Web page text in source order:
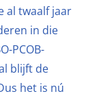
al twaalf jaar
in die
PCOB-
blijft de
het is nú